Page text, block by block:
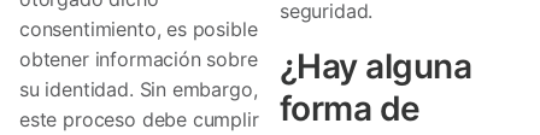
consentimiento, es posible
obtener información sobre
su identidad. Sin embargo,
este proceso debe cumplir
seguridad.
¿Hay alguna
forma de